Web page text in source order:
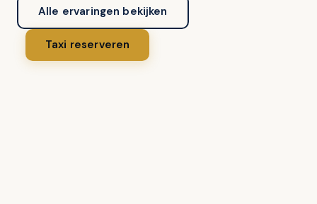
Alle ervaringen bekijken
Taxi reserveren